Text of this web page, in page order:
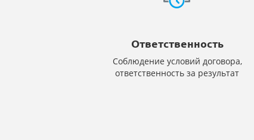
Ответственность
Соблюдение условий договора,
ответственность за результат